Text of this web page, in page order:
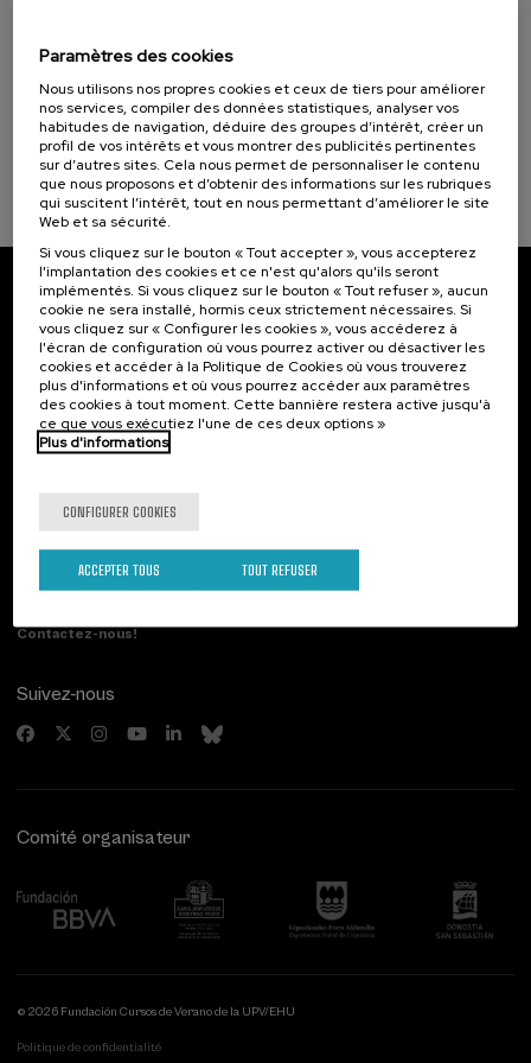
La Salud, un Compromiso con las Personas (1)
Objectifs de développement durable
artifiziala eta osasuna
10 h. Basque .
...
À PARTIR DE 12 €
Dernières
places
Gratuit
Date
passée
Liste
d'attente
Période
d'inscription
terminée
Abonnez-vous à notre bulletin
Inscrivez-vous pour être le premier à recevoir les
actualités de l'UIK.
S'abonner
Contact
Paseo de Miraconcha, 48
20007 Donostia / San Sebastián
Gipuzkoa, Spain
Contactez-nous!
Suivez-nous
Comité organisateur
© 2026 Fundación Cursos de Verano de la UPV/EHU
Politique de confidentialité
Paramètres des cookies
Nous utilisons nos propres cookies et ceux de tiers pour améliorer
nos services, compiler des données statistiques, analyser vos
habitudes de navigation, déduire des groupes d’intérêt, créer un
profil de vos intérêts et vous montrer des publicités pertinentes
sur d’autres sites. Cela nous permet de personnaliser le contenu
que nous proposons et d’obtenir des informations sur les rubriques
qui suscitent l’intérêt, tout en nous permettant d’améliorer le site
Web et sa sécurité.
Si vous cliquez sur le bouton « Tout accepter », vous accepterez
l'implantation des cookies et ce n'est qu'alors qu'ils seront
implémentés. Si vous cliquez sur le bouton « Tout refuser », aucun
cookie ne sera installé, hormis ceux strictement nécessaires. Si
vous cliquez sur « Configurer les cookies », vous accéderez à
l'écran de configuration où vous pourrez activer ou désactiver les
cookies et accéder à la Politique de Cookies où vous trouverez
plus d'informations et où vous pourrez accéder aux paramètres
des cookies à tout moment. Cette bannière restera active jusqu'à
ce que vous exécutiez l'une de ces deux options »
Plus d'informations
CONFIGURER COOKIES
TOUT REFUSER
ACCEPTER TOUS